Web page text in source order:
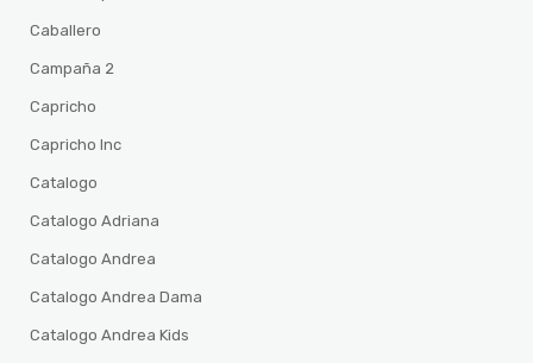
Caballero
Campaña 2
Capricho
Capricho Inc
Catalogo
Catalogo Adriana
Catalogo Andrea
Catalogo Andrea Dama
Catalogo Andrea Kids